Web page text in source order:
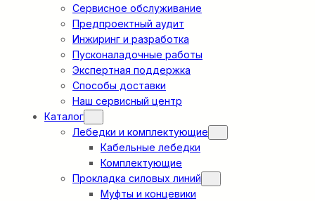
Сервисное обслуживание
Предпроектный аудит
Инжиринг и разработка
Пусконаладочные работы
Экспертная поддержка
Способы доставки
Наш сервисный центр
Каталог
Лебедки и комплектующие
Кабельные лебедки
Комплектующие
Прокладка силовых линий
Муфты и концевики